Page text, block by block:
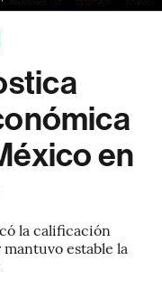
en
la calificación
estable la